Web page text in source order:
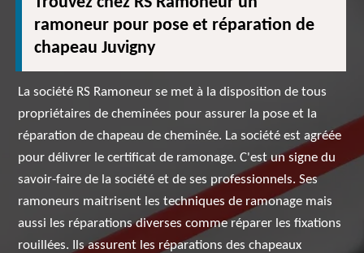
ramoneur pour pose et réparation de
chapeau Juvigny
La société RS Ramoneur se met à la disposition de tous
propriétaires de cheminées pour assurer la pose et la
réparation de chapeau de cheminée. La société est agréée
pour délivrer le certificat de ramonage. C'est un signe du
savoir-faire de la société et de ses professionnels. Ses
ramoneurs maitrisent les techniques de ramonage mais
aussi les réparations diverses comme réparer les fixations
rouillées. Ils assurent les réparations des chapeaux